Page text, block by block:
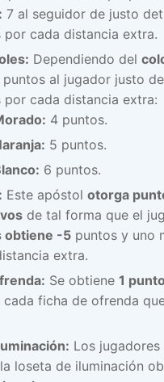
7 al seguidor de justo
por cada distancia extra.
Dependiendo del
al jugador justo
por cada distancia extra:
4 puntos.
5 puntos.
6 puntos.
Este apóstol otorga
de tal forma que el
obtiene -5 puntos y uno
extra.
Se obtiene 1
cada ficha de ofrenda
Los jugadores
la loseta de iluminación